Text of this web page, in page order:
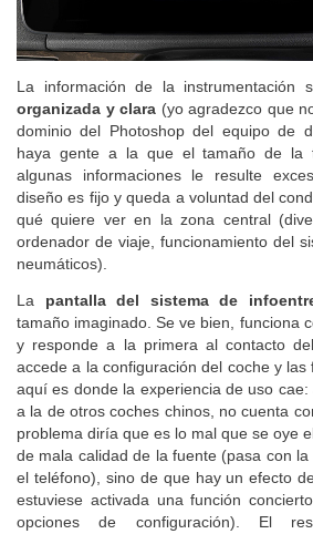
La información de la instrumentación
organizada y clara (yo agradezco que
dominio del Photoshop del equipo de
haya gente a la que el tamaño de la
algunas informaciones le resulte
diseño es fijo y queda a voluntad del
qué quiere ver en la zona central
ordenador de viaje, funcionamiento del
neumáticos).
La pantalla del sistema de
tamaño imaginado. Se ve bien, funciona
y responde a la primera al contacto
accede a la configuración del coche y las
aquí es donde la experiencia de uso
a la de otros coches chinos, no cuenta
problema diría que es lo mal que se oye
de mala calidad de la fuente (pasa con
el teléfono), sino de que hay un efecto
estuviese activada una función
opciones de configuración). El